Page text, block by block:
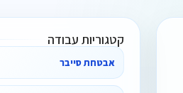
קטגוריות עבודה
אבטחת סייבר